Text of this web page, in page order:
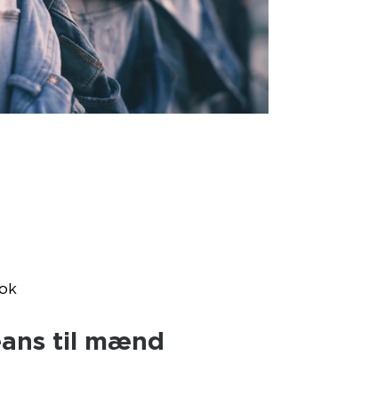
til mænd